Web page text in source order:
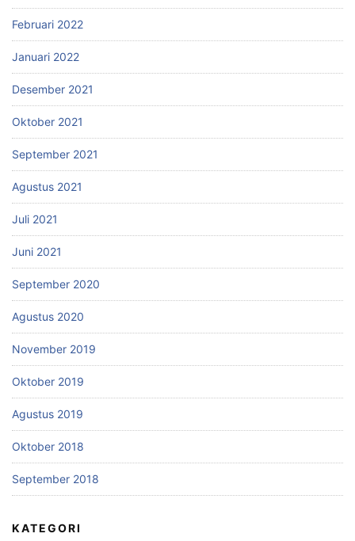
Februari 2022
Januari 2022
Desember 2021
Oktober 2021
September 2021
Agustus 2021
Juli 2021
Juni 2021
September 2020
Agustus 2020
November 2019
Oktober 2019
Agustus 2019
Oktober 2018
September 2018
KATEGORI